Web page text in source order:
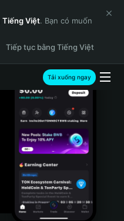
Tiếng Việt. Bạn có muốn
Tiếp tục bằng Tiếng Việt
Tải xuống ngay